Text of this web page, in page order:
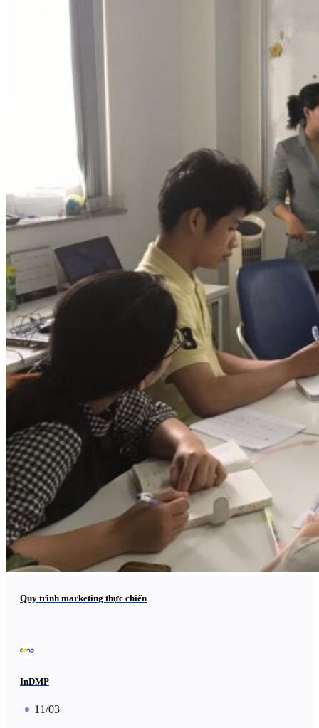
Quy trình marketing thực chiến
InDMP
11/03